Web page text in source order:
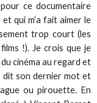
ce documentaire
et qui m’a fait aimer le
trop court (les
!). Je crois que je
cinéma au regard et
dit son dernier mot et
ou pirouette. En